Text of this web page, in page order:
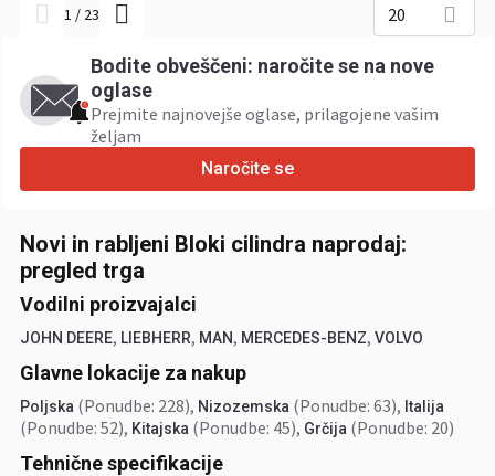
1 / 23 20
Bodite obveščeni: naročite se na nove
oglase
Prejmite najnovejše oglase, prilagojene vašim
željam
Naročite se
Novi in rabljeni Bloki cilindra naprodaj:
pregled trga
Vodilni proizvajalci
JOHN DEERE, LIEBHERR, MAN, MERCEDES-BENZ, VOLVO
Glavne lokacije za nakup
Poljska (Ponudbe: 228), Nizozemska (Ponudbe: 63), Italija
(Ponudbe: 52), Kitajska (Ponudbe: 45), Grčija (Ponudbe: 20)
Tehnične specifikacije